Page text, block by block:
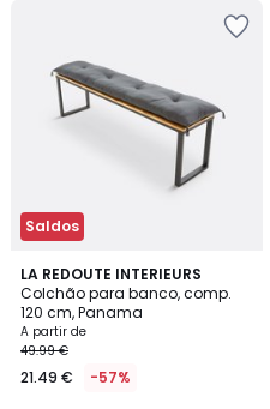
Saldos
LA REDOUTE INTERIEURS
Colchão para banco, comp.
120 cm, Panama
A partir de
49.99 €
21.49 € -57%
4,2
/ 5
6
Cores